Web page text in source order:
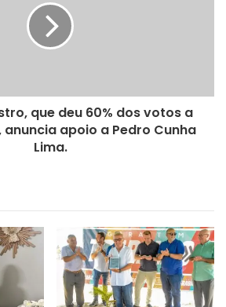
que deu 60% dos votos a
apoio a Pedro Cunha
Lima.